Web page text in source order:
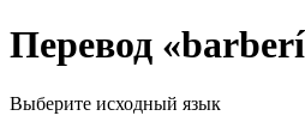
Перевод
Выберите исходный язык